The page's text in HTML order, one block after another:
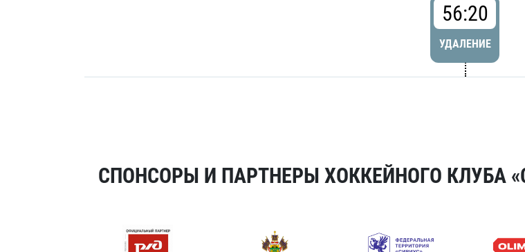
56:20
УДАЛЕНИЕ
СПОНСОРЫ И ПАРТНЕРЫ ХОККЕЙНОГО КЛУБА